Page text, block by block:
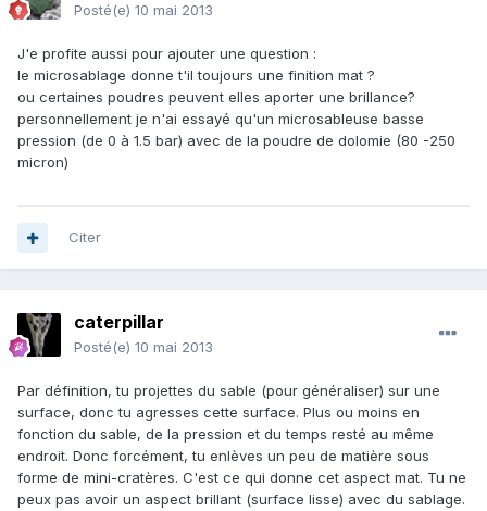
Posté(e) 10 mai 2013
J'e profite aussi pour ajouter une question :
le microsablage donne t'il toujours une finition mat ?
ou certaines poudres peuvent elles aporter une brillance?
personnellement je n'ai essayé qu'un microsableuse basse
pression (de 0 à 1.5 bar) avec de la poudre de dolomie (80 -250
micron)
Citer
caterpillar
Posté(e) 10 mai 2013
Par définition, tu projettes du sable (pour généraliser) sur une
surface, donc tu agresses cette surface. Plus ou moins en
fonction du sable, de la pression et du temps resté au même
endroit. Donc forcément, tu enlèves un peu de matière sous
forme de mini-cratères. C'est ce qui donne cet aspect mat. Tu ne
peux pas avoir un aspect brillant (surface lisse) avec du sablage.